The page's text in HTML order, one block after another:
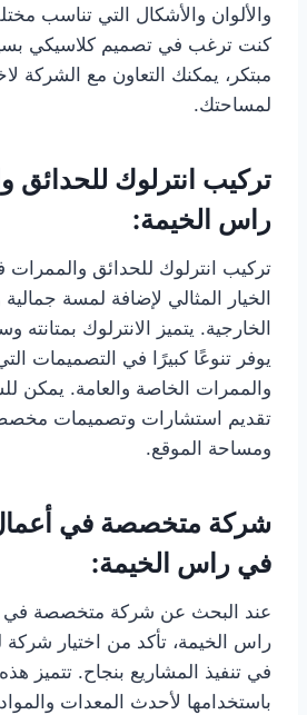
والألوان والأشكال التي تناسب
كنت ترغب في تصميم كلاسيكي
مبتكر، يمكنك التعاون مع الشركة
لمساحتك.
تركيب انترلوك للحدائق
راس الخيمة:
تركيب انترلوك للحدائق
الخيار المثالي لإضافة لمسة
الخارجية. يتميز الانترلوك بمتانته
يوفر تنوعًا كبيرًا في التصميمات
والممرات الخاصة والعامة. يمكن
تقديم استشارات وتصميمات
ومساحة الموقع.
شركة متخصصة في أعمال
في راس الخيمة:
عند البحث عن شركة متخصصة في
راس الخيمة، تأكد من اختيار
في تنفيذ المشاريع بنجاح. تتميز
باستخدامها لأحدث المعدات